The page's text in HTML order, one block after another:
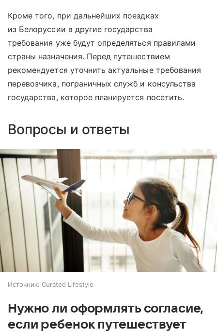
Кроме того, при дальнейших поездках
из Белоруссии в другие государства
требования уже будут определяться правилами
страны назначения. Перед путешествием
рекомендуется уточнить актуальные требования
перевозчика, пограничных служб и консульства
государства, которое планируется посетить.
Вопросы и ответы
Источник: Curated Lifestyle
Нужно ли оформлять согласие,
если ребенок путешествует